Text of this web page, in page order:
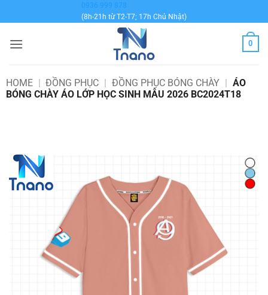
qua
dung
0936 999 878
(8h-21h từ T2-T7; 17h Chủ Nhật)
0
HOME | ĐỒNG PHỤC | ĐỒNG PHỤC BÓNG CHÀY | ÁO
BÓNG CHÀY ÁO LỚP HỌC SINH MẪU 2026 BC2024T18